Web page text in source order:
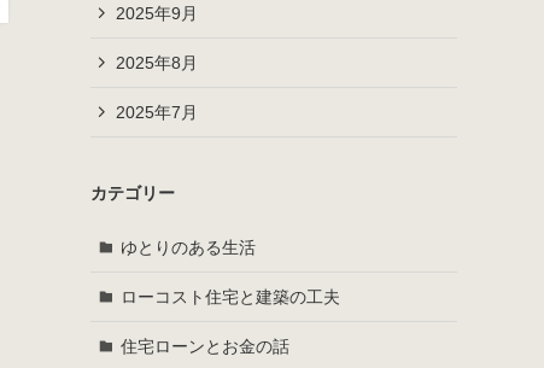
2025年9月
2025年8月
2025年7月
カテゴリー
ゆとりのある生活
ローコスト住宅と建築の工夫
住宅ローンとお金の話